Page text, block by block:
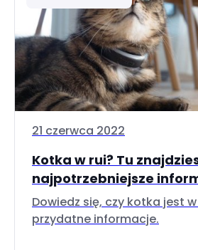
21 czerwca 2022
Kotka w rui? Tu
najpotrzebniejsze
Dowiedz się, czy kotka jest
przydatne informacje.